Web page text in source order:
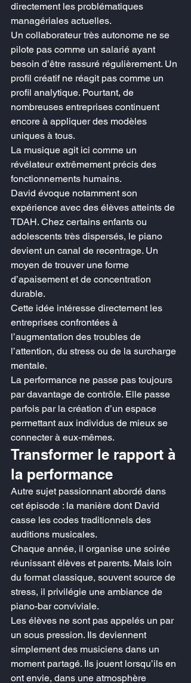
directement les problématiques
managériales actuelles.
Un collaborateur très autonome ne se
pilote pas comme un salarié ayant
besoin d’être rassuré régulièrement. Un
profil créatif ne réagit pas comme un
profil analytique. Pourtant, de
nombreuses entreprises continuent
encore à appliquer des modèles
uniques à tous.
La musique agit ici comme un
révélateur extrêmement précis des
fonctionnements humains.
David évoque notamment son
expérience avec des élèves atteints de
TDAH. Chez certains enfants ou
adolescents très dispersés, le piano
devient un canal de recentrage. Un
moyen de trouver une forme
d’apaisement et de concentration
durable.
Cette idée intéresse directement les
entreprises confrontées à
l’augmentation des troubles de
l’attention, du stress ou de la surcharge
mentale.
La performance ne passe pas toujours
par davantage de contrôle. Elle passe
parfois par la création d’un espace
permettant aux individus de mieux se
connecter à eux-mêmes.
Transformer le rapport à
la performance
Autre sujet passionnant abordé dans
cet épisode : la manière dont David
casse les codes traditionnels des
auditions musicales.
Chaque année, il organise une soirée
réunissant élèves et parents. Mais loin
du format classique, souvent source de
stress, il privilégie une ambiance de
piano-bar conviviale.
Les élèves ne sont pas appelés un par
un sous pression. Ils deviennent
simplement des musiciens dans un
moment partagé. Ils jouent lorsqu’ils en
ont envie, dans une atmosphère